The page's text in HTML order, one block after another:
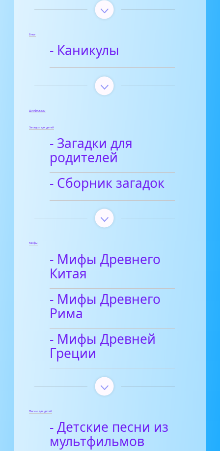
Блог
- Каникулы
Диафильмы
Загадки для детей
- Загадки для
родителей
- Сборник загадок
Мифы
- Мифы Древнего
Китая
- Мифы Древнего
Рима
- Мифы Древней
Греции
Песни для детей
- Детские песни из
мультфильмов